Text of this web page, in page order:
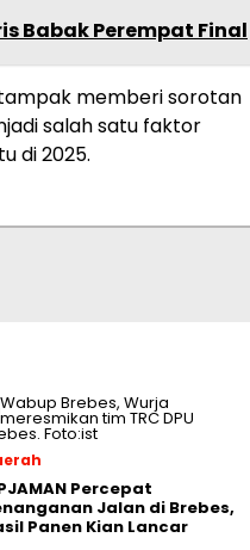
Babak Perempat Final
tampak memberi sorotan
salah satu faktor
di 2025.
Percepat
Jalan di Brebes,
Panen Kian Lancar